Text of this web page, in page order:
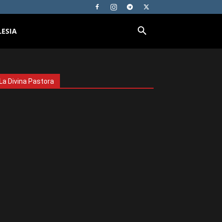
La Divina Pastora